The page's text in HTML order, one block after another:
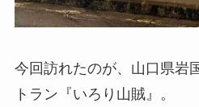
今回訪れたのが、山口県岩
トラン『いろり山賊』。